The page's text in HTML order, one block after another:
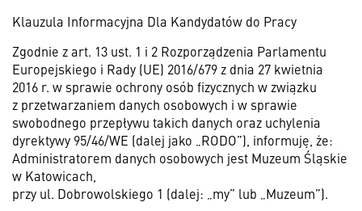
Klauzula Informacyjna Dla Kandydatów do Pracy
Zgodnie z art. 13 ust. 1 i 2 Rozporządzenia Parlamentu
Europejskiego i Rady (UE) 2016/679 z dnia 27 kwietnia
2016 r. w sprawie ochrony osób fizycznych w związku
z przetwarzaniem danych osobowych i w sprawie
swobodnego przepływu takich danych oraz uchylenia
dyrektywy 95/46/WE (dalej jako „RODO”), informuję, że:
Administratorem danych osobowych jest Muzeum Śląskie
w Katowicach,
przy ul. Dobrowolskiego 1 (dalej: „my” lub „Muzeum”).